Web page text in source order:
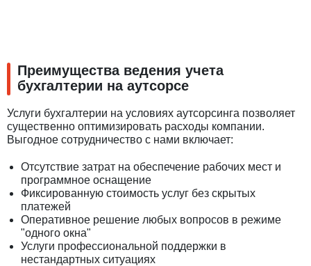
Преимущества ведения учета
бухгалтерии на аутсорсе
Услуги бухгалтерии на условиях аутсорсинга позволяет
существенно оптимизировать расходы компании.
Выгодное сотрудничество с нами включает:
Отсутствие затрат на обеспечение рабочих мест и
программное оснащение
Фиксированную стоимость услуг без скрытых
платежей
Оперативное решение любых вопросов в режиме
"одного окна"
Услуги профессиональной поддержки в
нестандартных ситуациях